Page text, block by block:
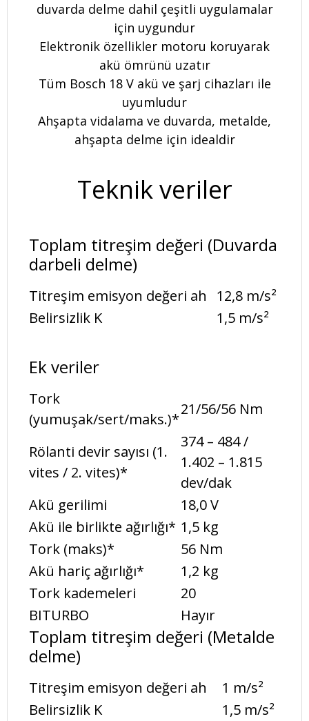
duvarda delme dahil çeşitli uygulamalar
için uygundur
Elektronik özellikler motoru koruyarak
akü ömrünü uzatır
Tüm Bosch 18 V akü ve şarj cihazları ile
uyumludur
Ahşapta vidalama ve duvarda, metalde,
ahşapta delme için idealdir
Teknik veriler
Toplam titreşim değeri (Duvarda
darbeli delme)
Titreşim emisyon değeri ah
12,8 m/s²
Belirsizlik K
1,5 m/s²
Ek veriler
Tork
(yumuşak/sert/maks.)*
21/56/56 Nm
Rölanti devir sayısı (1.
vites / 2. vites)*
374 – 484 /
1.402 – 1.815
dev/dak
Akü gerilimi
18,0 V
Akü ile birlikte ağırlığı* 1,5 kg
Tork (maks)*
56 Nm
Akü hariç ağırlığı*
1,2 kg
Tork kademeleri
20
BITURBO
Hayır
Toplam titreşim değeri (Metalde
delme)
Titreşim emisyon değeri ah
1 m/s²
Belirsizlik K
1,5 m/s²